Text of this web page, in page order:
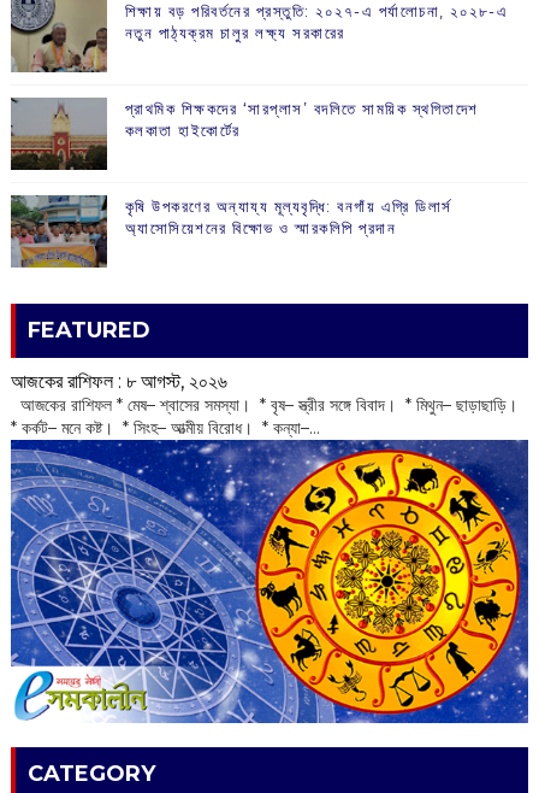
শিক্ষায় বড় পরিবর্তনের প্রস্তুতি: ২০২৭-এ পর্যালোচনা, ২০২৮-এ
নতুন পাঠ্যক্রম চালুর লক্ষ্য সরকারের
প্রাথমিক শিক্ষকদের ‘সারপ্লাস’ বদলিতে সাময়িক স্থগিতাদেশ
কলকাতা হাইকোর্টের
কৃষি উপকরণের অন্যায্য মূল্যবৃদ্ধি: বনগাঁয় এগ্রি ডিলার্স
অ্যাসোসিয়েশনের বিক্ষোভ ও স্মারকলিপি প্রদান
FEATURED
আজকের রাশিফল :‌ ‌‌৮ আগস্ট, ২০২৬
‌ আজকের রাশিফল * মেষ– শ্বাসের সমস্যা। * বৃষ– স্ত্রীর সঙ্গে বিবাদ। * মিথুন– ছাড়াছাড়ি।
* কর্কট– মনে কষ্ট। * সিংহ– আত্মীয় বিরোধ। * কন্যা–...
CATEGORY